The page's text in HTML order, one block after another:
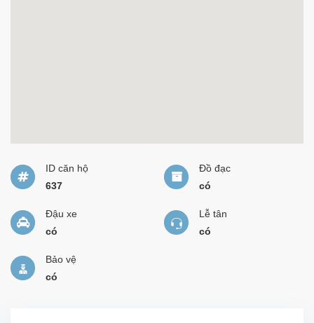
ID căn hộ
637
Đồ đạc
có
Đậu xe
có
Lễ tân
có
Bảo vệ
có